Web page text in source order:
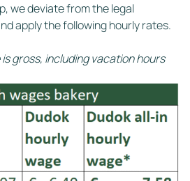
we deviate from the legal
apply the following hourly rates.
gross, including vacation hours